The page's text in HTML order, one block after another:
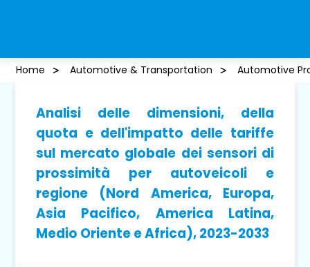
Home Automotive & Transportation Automotive
Analisi delle dimensioni, della
quota e dell'impatto delle tariffe
sul mercato globale dei sensori di
prossimità per autoveicoli e
regione (Nord America, Europa,
Asia Pacifico, America Latina,
Medio Oriente e Africa), 2023-2033